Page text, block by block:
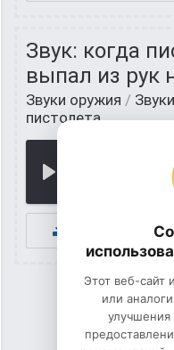
Звук: когда
выпал из рук
Звуки оружия /
пистолета
К
Этот веб-сайт
или
улучшения